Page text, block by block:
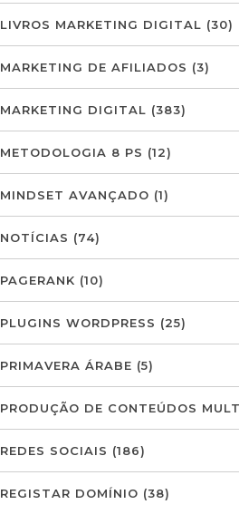
LIVROS MARKETING DIGITAL (30)
MARKETING DE AFILIADOS (3)
MARKETING DIGITAL (383)
METODOLOGIA 8 PS (12)
MINDSET AVANÇADO (1)
NOTÍCIAS (74)
PAGERANK (10)
PLUGINS WORDPRESS (25)
PRIMAVERA ÁRABE (5)
PRODUÇÃO DE CONTEÚDOS
REDES SOCIAIS (186)
REGISTAR DOMÍNIO (38)